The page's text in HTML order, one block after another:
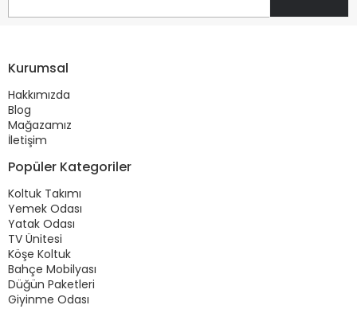
Kurumsal
Hakkımızda
Blog
Mağazamız
İletişim
Popüler Kategoriler
Koltuk Takımı
Yemek Odası
Yatak Odası
TV Ünitesi
Köşe Koltuk
Bahçe Mobilyası
Düğün Paketleri
Giyinme Odası